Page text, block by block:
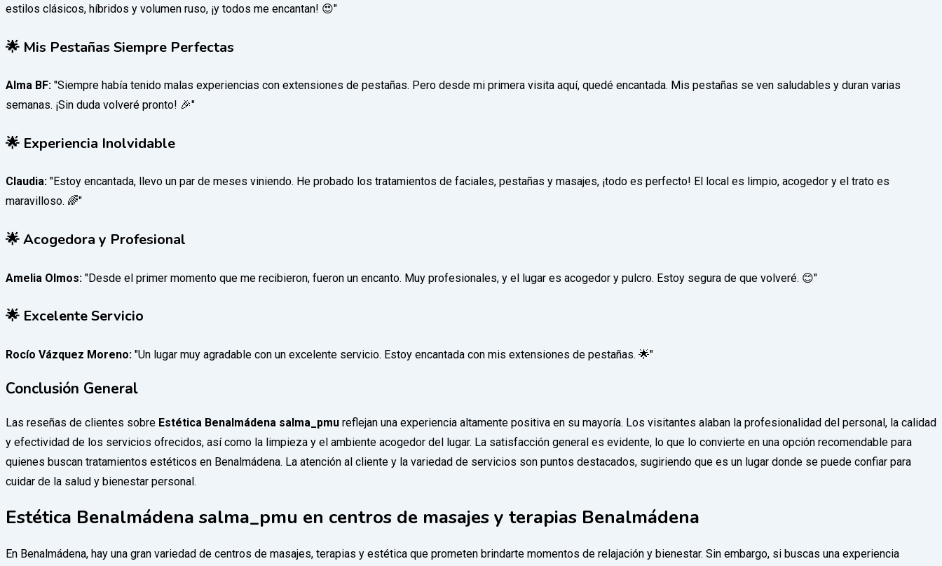
estilos clásicos, híbridos y volumen ruso, ¡y todos me encantan! 😍"
🌟 Mis Pestañas Siempre Perfectas
Alma BF: "Siempre había tenido malas experiencias con extensiones de pestañas. Pero desde mi primera visita aquí, quedé encantada. Mis pestañas se ven saludables y duran varias
semanas. ¡Sin duda volveré pronto! 🎉"
🌟 Experiencia Inolvidable
Claudia: "Estoy encantada, llevo un par de meses viniendo. He probado los tratamientos de faciales, pestañas y masajes, ¡todo es perfecto! El local es limpio, acogedor y el trato es
maravilloso. 🌈"
🌟 Acogedora y Profesional
Amelia Olmos: "Desde el primer momento que me recibieron, fueron un encanto. Muy profesionales, y el lugar es acogedor y pulcro. Estoy segura de que volveré. 😊"
🌟 Excelente Servicio
Rocío Vázquez Moreno: "Un lugar muy agradable con un excelente servicio. Estoy encantada con mis extensiones de pestañas. 🌟"
Conclusión General
Las reseñas de clientes sobre Estética Benalmádena salma_pmu reflejan una experiencia altamente positiva en su mayoría. Los visitantes alaban la profesionalidad del personal, la calidad
y efectividad de los servicios ofrecidos, así como la limpieza y el ambiente acogedor del lugar. La satisfacción general es evidente, lo que lo convierte en una opción recomendable para
quienes buscan tratamientos estéticos en Benalmádena. La atención al cliente y la variedad de servicios son puntos destacados, sugiriendo que es un lugar donde se puede confiar para
cuidar de la salud y bienestar personal.
Estética Benalmádena salma_pmu en centros de masajes y terapias Benalmádena
En Benalmádena, hay una gran variedad de centros de masajes, terapias y estética que prometen brindarte momentos de relajación y bienestar. Sin embargo, si buscas una experiencia